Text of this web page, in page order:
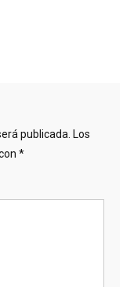
publicada. Los
*